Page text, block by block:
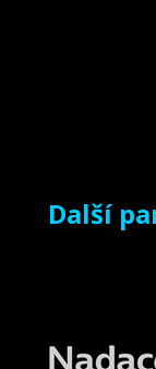
Další